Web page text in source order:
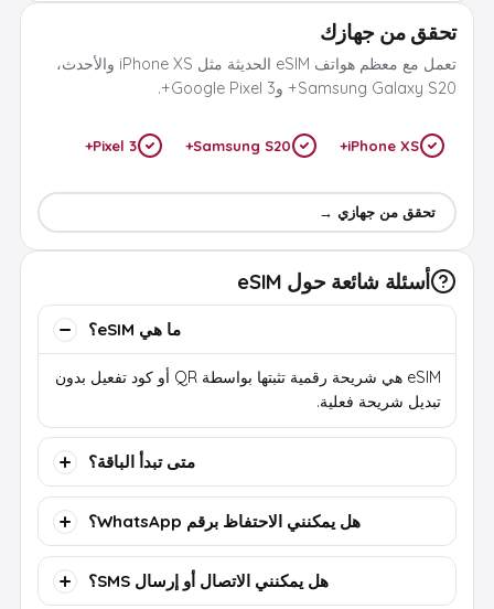
تحقق من جهازك
تعمل مع معظم هواتف eSIM الحديثة مثل iPhone XS والأحدث،
Samsung Galaxy S20+ وGoogle Pixel 3+.
iPhone XS+
Samsung S20+
Pixel 3+
تحقق من جهازي →
أسئلة شائعة حول eSIM
ما هي eSIM؟
eSIM هي شريحة رقمية تثبتها بواسطة QR أو كود تفعيل بدون
تبديل شريحة فعلية.
متى تبدأ الباقة؟
هل يمكنني الاحتفاظ برقم WhatsApp؟
هل يمكنني الاتصال أو إرسال SMS؟